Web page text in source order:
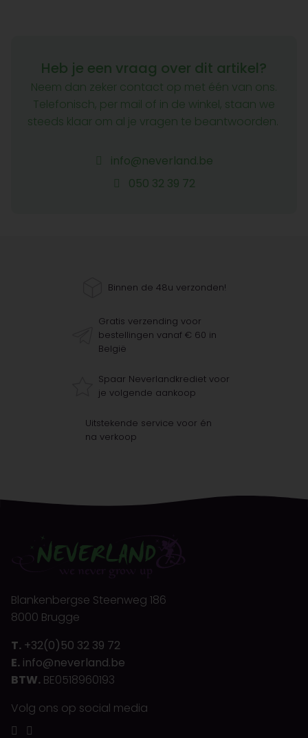
Heb je een vraag over dit artikel?
Neem dan zeker contact op met één van ons.
Telefonisch, per mail of in de winkel, staan we
steeds klaar om al je vragen te beantwoorden.
info@neverland.be
050 32 39 72
Binnen de 48u verzonden!
Gratis verzending voor
bestellingen vanaf € 60 in
België
Spaar Neverlandkrediet voor
je volgende aankoop
Uitstekende service voor én
na verkoop
Blankenbergse Steenweg 186
8000 Brugge
T. +32(0)50 32 39 72
E. info@neverland.be
BTW. BE0518960193
Volg ons op social media